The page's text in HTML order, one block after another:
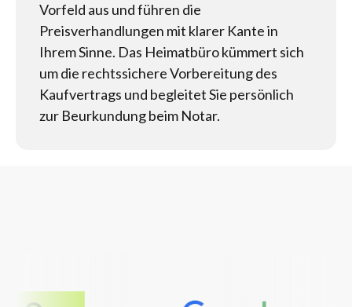
Vorfeld aus und führen die
Preisverhandlungen mit klarer Kante in
Ihrem Sinne. Das Heimatbüro kümmert sich
um die rechtssichere Vorbereitung des
Kaufvertrags und begleitet Sie persönlich
zur Beurkundung beim Notar.